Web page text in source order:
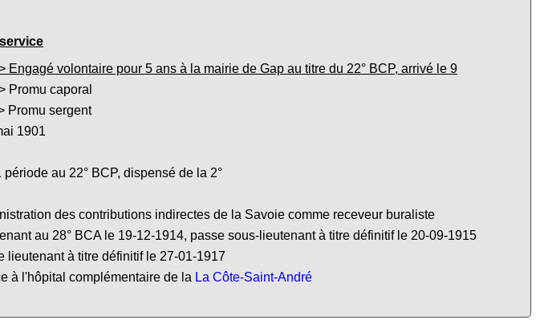
Engagé volontaire pour 5 ans à la mairie de Gap au titre du 22° BCP, arrivé le 9
Promu caporal
Promu sergent
1901
au 22° BCP, dispensé de la 2°
des contributions indirectes de la Savoie comme receveur buraliste
au 28° BCA le 19-12-1914, passe sous-lieutenant à titre définitif le 20-09-1915
lieutenant à titre définitif le 27-01-1917
à l'hôpital complémentaire de la La Côte-Saint-André